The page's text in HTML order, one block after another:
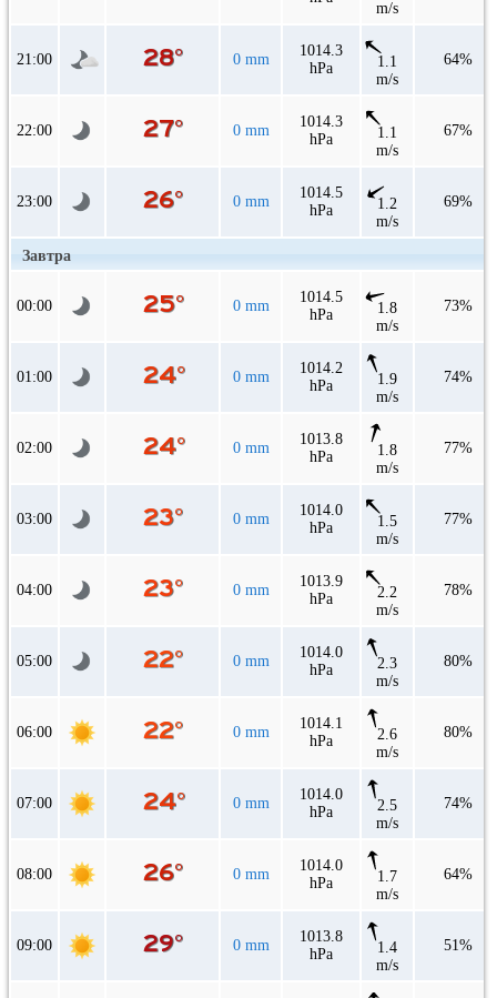
m/s
21:00 0 mm
1014.3
hPa
1.1
m/s
64%
22:00 0 mm
1014.3
hPa
1.1
m/s
67%
23:00 0 mm
1014.5
hPa
1.2
m/s
69%
Завтра
00:00 0 mm
1014.5
hPa
1.8
m/s
73%
01:00 0 mm
1014.2
hPa
1.9
m/s
74%
02:00 0 mm
1013.8
hPa
1.8
m/s
77%
03:00 0 mm
1014.0
hPa
1.5
m/s
77%
04:00 0 mm
1013.9
hPa
2.2
m/s
78%
05:00 0 mm
1014.0
hPa
2.3
m/s
80%
06:00 0 mm
1014.1
hPa
2.6
m/s
80%
07:00 0 mm
1014.0
hPa
2.5
m/s
74%
08:00 0 mm
1014.0
hPa
1.7
m/s
64%
09:00 0 mm
1013.8
hPa
1.4
m/s
51%